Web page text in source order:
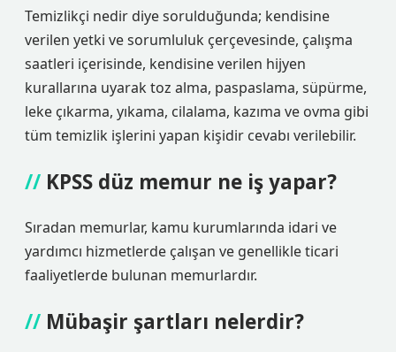
Temizlikçi nedir diye sorulduğunda; kendisine
verilen yetki ve sorumluluk çerçevesinde, çalışma
saatleri içerisinde, kendisine verilen hijyen
kurallarına uyarak toz alma, paspaslama, süpürme,
leke çıkarma, yıkama, cilalama, kazıma ve ovma gibi
tüm temizlik işlerini yapan kişidir cevabı verilebilir.
KPSS düz memur ne iş yapar?
Sıradan memurlar, kamu kurumlarında idari ve
yardımcı hizmetlerde çalışan ve genellikle ticari
faaliyetlerde bulunan memurlardır.
Mübaşir şartları nelerdir?